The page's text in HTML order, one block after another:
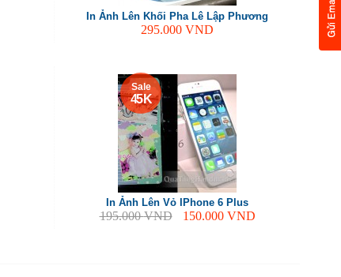
In Ảnh Lên Khối Pha Lê Lập Phương
295.000 VND
Sale
45 K
In Ảnh Lên Vỏ IPhone 6 Plus
195.000VND 150.000 VND